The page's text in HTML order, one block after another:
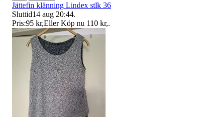
Jättefin klänning Lindex stlk 36
Sluttid14 aug 20:44.
Pris:95 kr,Eller Köp nu 110 kr,.